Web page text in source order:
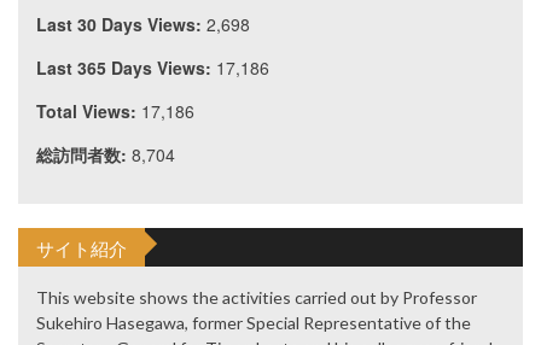
Last 30 Days Views: 2,698
Last 365 Days Views: 17,186
Total Views: 17,186
総訪問者数: 8,704
サイト紹介
This website shows the activities carried out by Professor
Sukehiro Hasegawa, former Special Representative of the